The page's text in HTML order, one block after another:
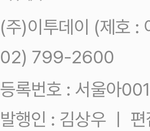
(주)이투데이 (제호
02) 799-2600
등록번호 : 서울아
발행인 : 김상우 ㅣ